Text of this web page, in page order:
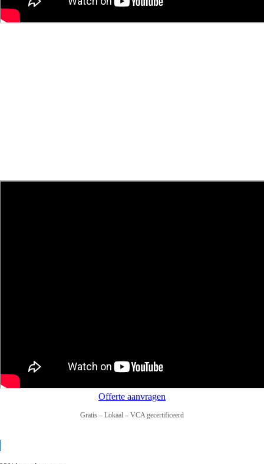
Offerte aanvragen
Gratis – Lokaal – VCA gecertificeerd